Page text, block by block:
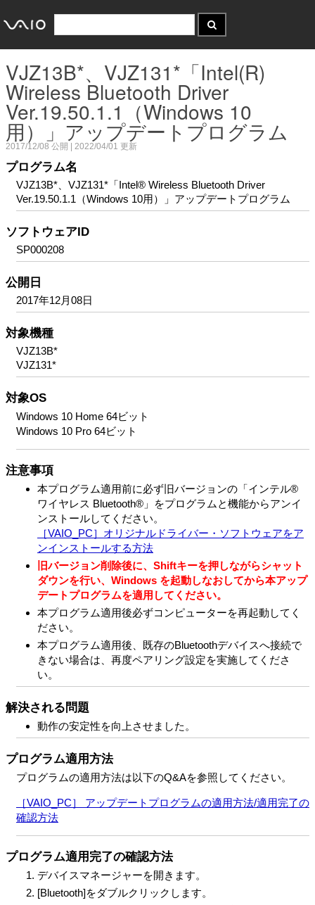
VJZ13B*、VJZ131*「Intel(R)
Wireless Bluetooth Driver
Ver.19.50.1.1（Windows 10
用）」アップデートプログラム
2017/12/08 公開 | 2022/04/01 更新
プログラム名
VJZ13B*、VJZ131*「Intel® Wireless Bluetooth Driver
Ver.19.50.1.1（Windows 10用）」アップデートプログラム
ソフトウェアID
SP000208
公開日
2017年12月08日
対象機種
VJZ13B*
VJZ131*
対象OS
Windows 10 Home 64ビット
Windows 10 Pro 64ビット
注意事項
本プログラム適用前に必ず旧バージョンの「インテル®
ワイヤレス Bluetooth®」をプログラムと機能からアンイ
ンストールしてください。
［VAIO_PC］オリジナルドライバー・ソフトウェアをア
ンインストールする方法
旧バージョン削除後に、Shiftキーを押しながらシャット
ダウンを行い、Windows を起動しなおしてから本アップ
デートプログラムを適用してください。
本プログラム適用後必ずコンピューターを再起動してく
ださい。
本プログラム適用後、既存のBluetoothデバイスへ接続で
きない場合は、再度ペアリング設定を実施してくださ
い。
解決される問題
動作の安定性を向上させました。
プログラム適用方法
プログラムの適用方法は以下のQ&Aを参照してください。
［VAIO_PC］ アップデートプログラムの適用方法/適用完了の
確認方法
プログラム適用完了の確認方法
デバイスマネージャーを開きます。
[Bluetooth]をダブルクリックします。